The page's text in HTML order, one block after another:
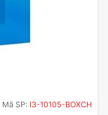
Mã SP: I3-10105-BOXCH